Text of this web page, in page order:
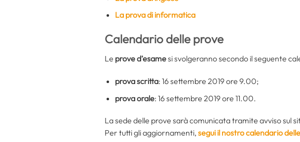
La prova di informatica
Calendario delle prove
Le prove d’esamesi svolgeranno secondo il seguente
prova scritta: 16 settembre 2019 ore 9.00;
prova orale: 16 settembre 2019 ore 11.00.
La sede delle prove sarà comunicata tramite avviso sul
Per tutti gli aggiornamenti,segui il nostro calendario